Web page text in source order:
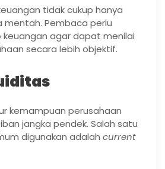
tidak cukup hanya
Pembaca perlu
agar dapat menilai
secara lebih objektif.
kemampuan perusahaan
jangka pendek. Salah satu
digunakan adalah current